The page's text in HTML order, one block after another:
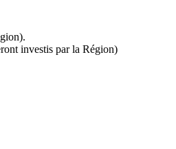
investis par la Région)